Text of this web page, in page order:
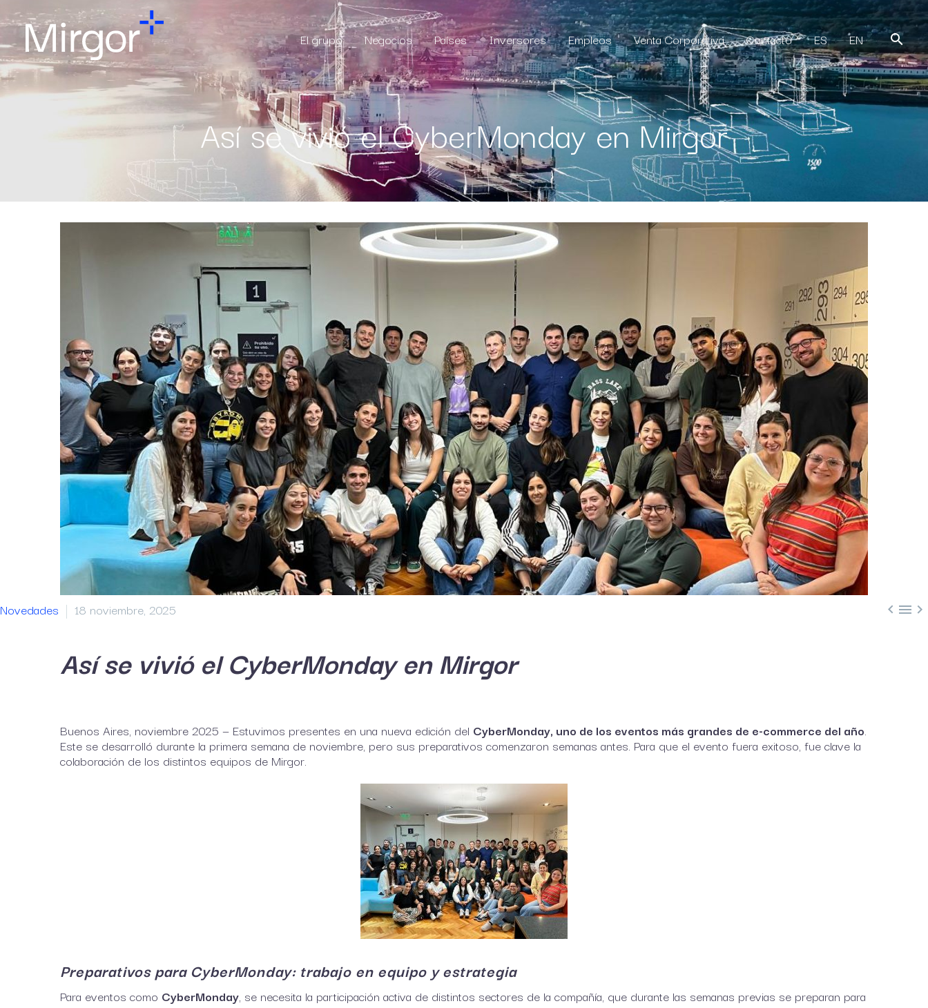
El grupo Negocios Países Inversores Empleos Venta Corporativa Contacto ES EN
Así se vivió el CyberMonday en Mirgor
  
Novedades 18 noviembre, 2025
Así se vivió el CyberMonday en Mirgor
Buenos Aires, noviembre 2025 — Estuvimos presentes en una nueva edición del CyberMonday, uno de los eventos más grandes de e-commerce del año.
Este se desarrolló durante la primera semana de noviembre, pero sus preparativos comenzaron semanas antes. Para que el evento fuera exitoso, fue clave la
colaboración de los distintos equipos de Mirgor.
Preparativos para CyberMonday: trabajo en equipo y estrategia
Para eventos como CyberMonday, se necesita la participación activa de distintos sectores de la compañía, que durante las semanas previas se preparan para